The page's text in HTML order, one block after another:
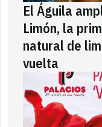
El Águila
Limón, la
natural de
vuelta